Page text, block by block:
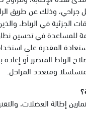
جراحي، وذلك عن
الجزئية في الرباط،
للمساعدة في تحسين
المقدرة على
الرباط المتضرر أو
ومتعدد المراحل.
إطالة العضلات،